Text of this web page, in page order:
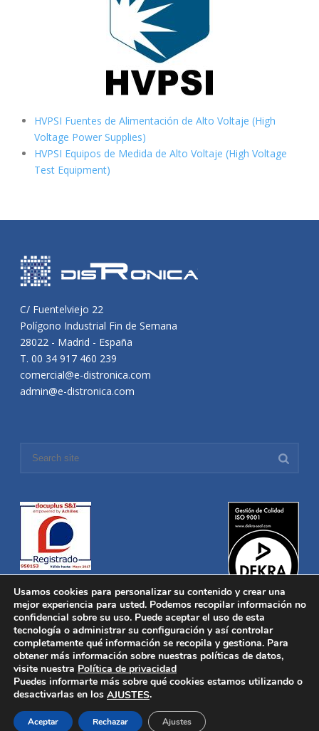
HVPSI Fuentes de Alimentación de Alto Voltaje (High
Voltage Power Supplies)
HVPSI Equipos de Medida de Alto Voltaje (High Voltage
Test Equipment)
C/ Fuentelviejo 22
Polígono Industrial Fin de Semana
28022 - Madrid - España
T. 00 34 917 460 239
comercial@e-distronica.com
admin@e-distronica.com
Distronica © 2016 Todos los derechos reservados.Aviso legal
Política de privacidad|Política de Cookies
Desarrollado porNucleosoft
Inicio
Quiénes Somos
Distribución
Usamos cookies para personalizar su contenido y crear una
mejor experiencia para usted. Podemos recopilar información no
confidencial sobre su uso. Puede aceptar el uso de esta
tecnología o administrar su configuración y así controlar
completamente qué información se recopila y gestiona. Para
obtener más información sobre nuestras políticas de datos,
visite nuestra Política de privacidad
Puedes informarte más sobre qué cookies estamos utilizando o
desactivarlas en los AJUSTES.
Aceptar Rechazar Ajustes